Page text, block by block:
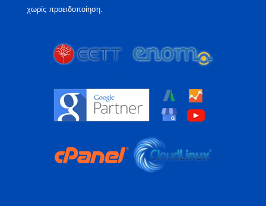
χωρίς προειδοποίηση.